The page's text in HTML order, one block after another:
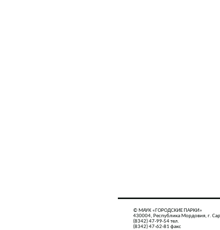
© МАУК «ГОРОДСКИЕ ПАРКИ»
430004, Республика Мордовия, г.
(8342) 47-99-54 тел.
(8342) 47-62-81 факс